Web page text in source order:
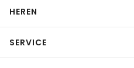
HEREN
SERVICE